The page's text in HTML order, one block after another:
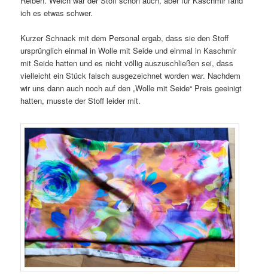
ich es etwas schwer.
Kurzer Schnack mit dem Personal ergab, dass sie den Stoff
ursprünglich einmal in Wolle mit Seide und einmal in Kaschmir
mit Seide hatten und es nicht völlig auszuschließen sei, dass
vielleicht ein Stück falsch ausgezeichnet worden war. Nachdem
wir uns dann auch noch auf den „Wolle mit Seide“ Preis geeinigt
hatten, musste der Stoff leider mit.